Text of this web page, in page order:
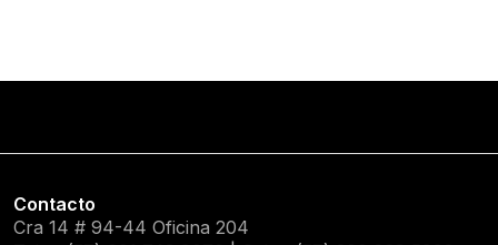
Contacto
Cra 14 # 94-44 Oficina 204